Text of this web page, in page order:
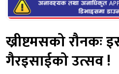
ख्रीष्टमसको रौनकः
गैरइसाईको उत्सव !